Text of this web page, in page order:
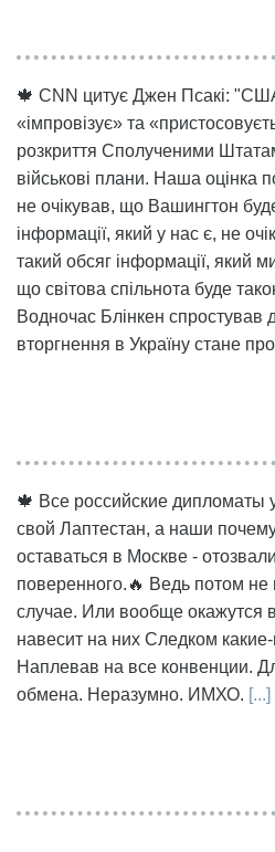
🍁 CNN цитує Джен Псакі:
«імпровізує» та
розкриття Сполученими
військові плани. Наша оцінка
не очікував, що Вашингтон
інформації, який у нас є, не
такий обсяг інформації, який
що світова спільнота буде
Водночас Блінкен спростував
вторгнення в Україну стане
🍁 Все российские дипломаты
свой Лаптестан, а наши
оставаться в Москве -
поверенного.🔥 Ведь потом
случае. Или вообще окажутся
навесит на них Следком
Наплевав на все конвенции.
обмена. Неразумно. ИМХО. [...]